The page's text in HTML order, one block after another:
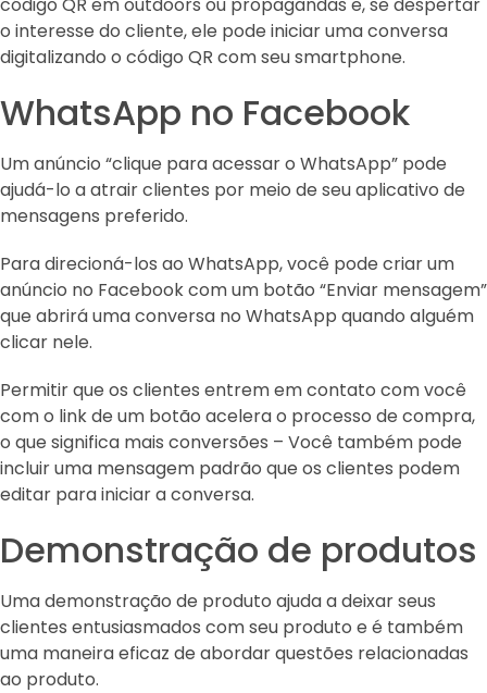
o interesse do cliente, ele pode iniciar uma conversa
digitalizando o código QR com seu smartphone.
WhatsApp no Facebook
Um anúncio “clique para acessar o WhatsApp” pode
ajudá-lo a atrair clientes por meio de seu aplicativo de
mensagens preferido.
Para direcioná-los ao WhatsApp, você pode criar um
anúncio no Facebook com um botão “Enviar mensagem”
que abrirá uma conversa no WhatsApp quando alguém
clicar nele.
Permitir que os clientes entrem em contato com você
com o link de um botão acelera o processo de compra,
o que significa mais conversões – Você também pode
incluir uma mensagem padrão que os clientes podem
editar para iniciar a conversa.
Demonstração de produtos
Uma demonstração de produto ajuda a deixar seus
clientes entusiasmados com seu produto e é também
uma maneira eficaz de abordar questões relacionadas
ao produto.